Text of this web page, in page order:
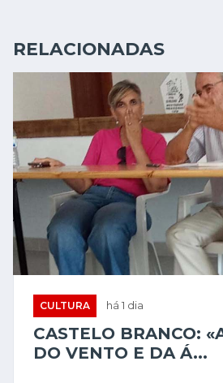
RELACIONADAS
CULTURA há 1 dia
CASTELO BRANCO:
DO VENTO E DA Á...